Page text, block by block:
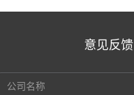
意见反馈